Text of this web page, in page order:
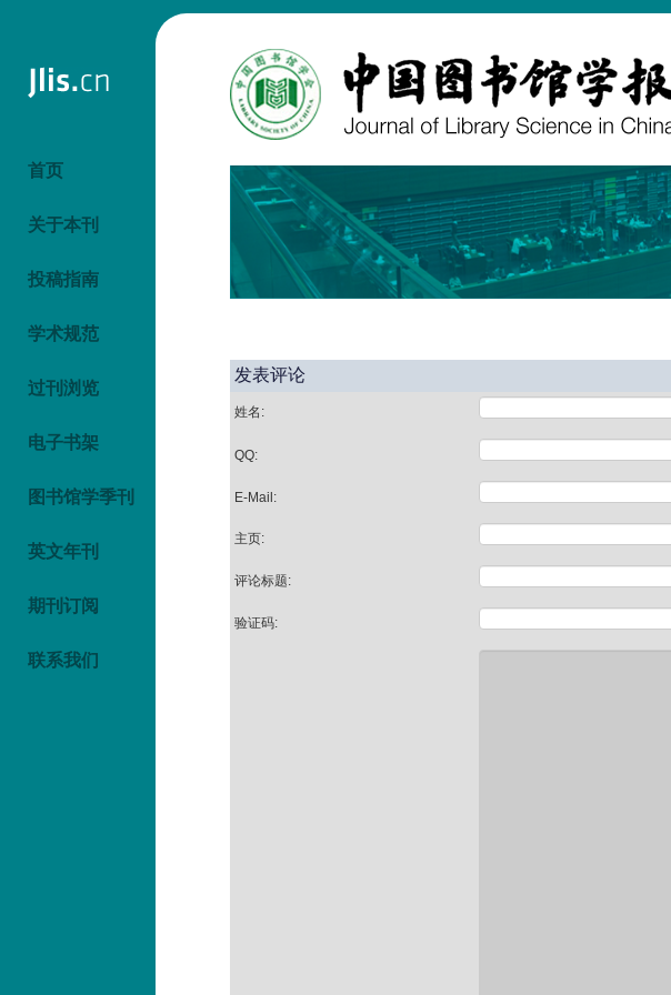
首页
关于本刊
投稿指南
学术规范
过刊浏览
电子书架
图书馆学季刊
英文年刊
期刊订阅
联系我们
发表评论
姓名:
QQ:
E-Mail:
主页:
评论标题:
验证码: